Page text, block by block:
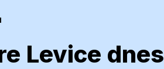
Levice dnes